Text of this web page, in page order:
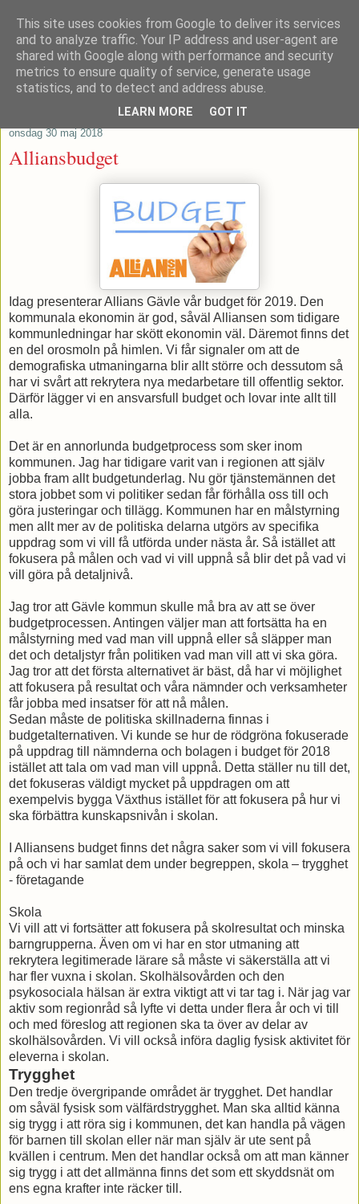
Patrik Stenvard
Tankar från ett moderat regionråd
onsdag 30 maj 2018
Alliansbudget
Idag presenterar Allians Gävle vår budget för 2019. Den
kommunala ekonomin är god, såväl Alliansen som tidigare
kommunledningar har skött ekonomin väl. Däremot finns det
en del orosmoln på himlen. Vi får signaler om att de
demografiska utmaningarna blir allt större och dessutom så
har vi svårt att rekrytera nya medarbetare till offentlig sektor.
Därför lägger vi en ansvarsfull budget och lovar inte allt till
alla.
Det är en annorlunda budgetprocess som sker inom
kommunen. Jag har tidigare varit van i regionen att själv
jobba fram allt budgetunderlag. Nu gör tjänstemännen det
stora jobbet som vi politiker sedan får förhålla oss till och
göra justeringar och tillägg. Kommunen har en målstyrning
men allt mer av de politiska delarna utgörs av specifika
uppdrag som vi vill få utförda under nästa år. Så istället att
fokusera på målen och vad vi vill uppnå så blir det på vad vi
vill göra på detaljnivå.
Jag tror att Gävle kommun skulle må bra av att se över
budgetprocessen. Antingen väljer man att fortsätta ha en
målstyrning med vad man vill uppnå eller så släpper man
det och detaljstyr från politiken vad man vill att vi ska göra.
Jag tror att det första alternativet är bäst, då har vi möjlighet
att fokusera på resultat och våra nämnder och verksamheter
får jobba med insatser för att nå målen.
Sedan måste de politiska skillnaderna finnas i
budgetalternativen. Vi kunde se hur de rödgröna fokuserade
på uppdrag till nämnderna och bolagen i budget för 2018
istället att tala om vad man vill uppnå. Detta ställer nu till det,
det fokuseras väldigt mycket på uppdragen om att
exempelvis bygga Växthus istället för att fokusera på hur vi
ska förbättra kunskapsnivån i skolan.
I Alliansens budget finns det några saker som vi vill fokusera
på och vi har samlat dem under begreppen, skola – trygghet
- företagande
Skola
Vi vill att vi fortsätter att fokusera på skolresultat och minska
barngrupperna. Även om vi har en stor utmaning att
rekrytera legitimerade lärare så måste vi säkerställa att vi
har fler vuxna i skolan. Skolhälsovården och den
psykosociala hälsan är extra viktigt att vi tar tag i. När jag var
aktiv som regionråd så lyfte vi detta under flera år och vi till
och med föreslog att regionen ska ta över av delar av
skolhälsovården. Vi vill också införa daglig fysisk aktivitet för
eleverna i skolan.
Trygghet
Den tredje övergripande området är trygghet. Det handlar
om såväl fysisk som välfärdstrygghet. Man ska alltid känna
sig trygg i att röra sig i kommunen, det kan handla på vägen
för barnen till skolan eller när man själv är ute sent på
kvällen i centrum. Men det handlar också om att man känner
sig trygg i att det allmänna finns det som ett skyddsnät om
ens egna krafter inte räcker till.
This site uses cookies from Google to deliver its services
and to analyze traffic. Your IP address and user-agent are
shared with Google along with performance and security
metrics to ensure quality of service, generate usage
statistics, and to detect and address abuse.
LEARN MORE GOT IT